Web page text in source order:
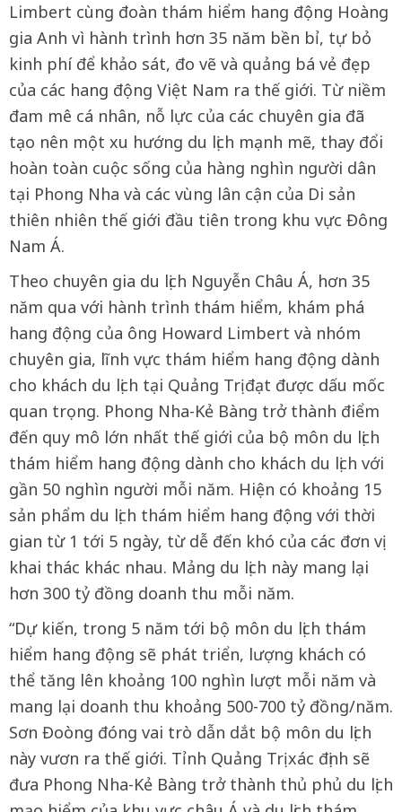
Limbert cùng đoàn thám hiểm hang động Hoàng
gia Anh vì hành trình hơn 35 năm bền bỉ, tự bỏ
kinh phí để khảo sát, đo vẽ và quảng bá vẻ đẹp
của các hang động Việt Nam ra thế giới. Từ niềm
đam mê cá nhân, nỗ lực của các chuyên gia đã
tạo nên một xu hướng du lịch mạnh mẽ, thay đổi
hoàn toàn cuộc sống của hàng nghìn người dân
tại Phong Nha và các vùng lân cận của Di sản
thiên nhiên thế giới đầu tiên trong khu vực Đông
Nam Á.
Theo chuyên gia du lịch Nguyễn Châu Á, hơn 35
năm qua với hành trình thám hiểm, khám phá
hang động của ông Howard Limbert và nhóm
chuyên gia, lĩnh vực thám hiểm hang động dành
cho khách du lịch tại Quảng Trị đạt được dấu mốc
quan trọng. Phong Nha-Kẻ Bàng trở thành điểm
đến quy mô lớn nhất thế giới của bộ môn du lịch
thám hiểm hang động dành cho khách du lịch với
gần 50 nghìn người mỗi năm. Hiện có khoảng 15
sản phẩm du lịch thám hiểm hang động với thời
gian từ 1 tới 5 ngày, từ dễ đến khó của các đơn vị
khai thác khác nhau. Mảng du lịch này mang lại
hơn 300 tỷ đồng doanh thu mỗi năm.
“Dự kiến, trong 5 năm tới bộ môn du lịch thám
hiểm hang động sẽ phát triển, lượng khách có
thể tăng lên khoảng 100 nghìn lượt mỗi năm và
mang lại doanh thu khoảng 500-700 tỷ đồng/năm.
Sơn Đoòng đóng vai trò dẫn dắt bộ môn du lịch
này vươn ra thế giới. Tỉnh Quảng Trị xác định sẽ
đưa Phong Nha-Kẻ Bàng trở thành thủ phủ du lịch